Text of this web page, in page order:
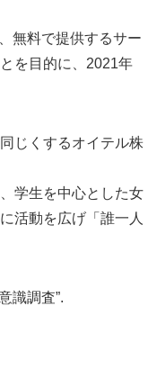
無料で提供するサー
を目的に、2021年
じくするオイテル株
学生を中心とした女
活動を広げ「誰一人
識調査”.